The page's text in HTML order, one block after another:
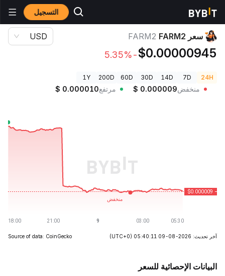
التسجيل أسعار العملات الرقمية
سعر FARM2 FARM2
$0.00000945
-5.35%
USD
24H
7D
14D
30D
60D
200D
1Y
منخفض $ 0.000009 مرتفع $ 0.000010
آخر تحديث: 2026-08-09 05:40:11 (UTC+0)
Source of data: CoinGecko
البيانات الإحصائية للسعر